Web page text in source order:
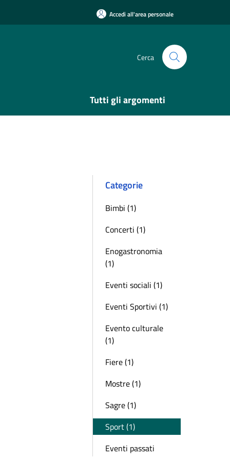
Accedi all'area personale
Cerca
Tutti gli argomenti
Categorie
Bimbi (1)
Concerti (1)
Enogastronomia
(1)
Eventi sociali (1)
Eventi Sportivi (1)
Evento culturale
(1)
Fiere (1)
Mostre (1)
Sagre (1)
Sport (1)
Eventi passati